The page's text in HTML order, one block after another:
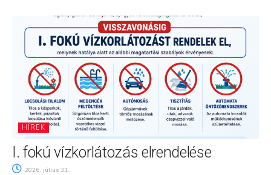
HÍREK
I. fokú vízkorlátozás elrendelése
2026. július 31.